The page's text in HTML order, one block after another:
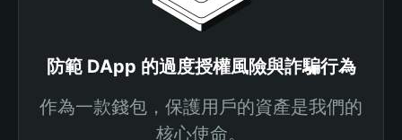
防範 DApp 的過度授權風險與詐騙行為
作為一款錢包，保護用戶的資產是我們的
核心使命。